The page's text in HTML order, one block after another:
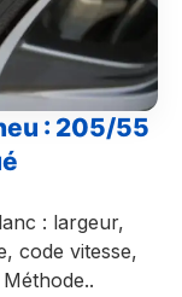
: 205/55
: largeur,
code vitesse,